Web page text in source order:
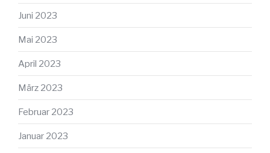
Juni 2023
Mai 2023
April 2023
März 2023
Februar 2023
Januar 2023